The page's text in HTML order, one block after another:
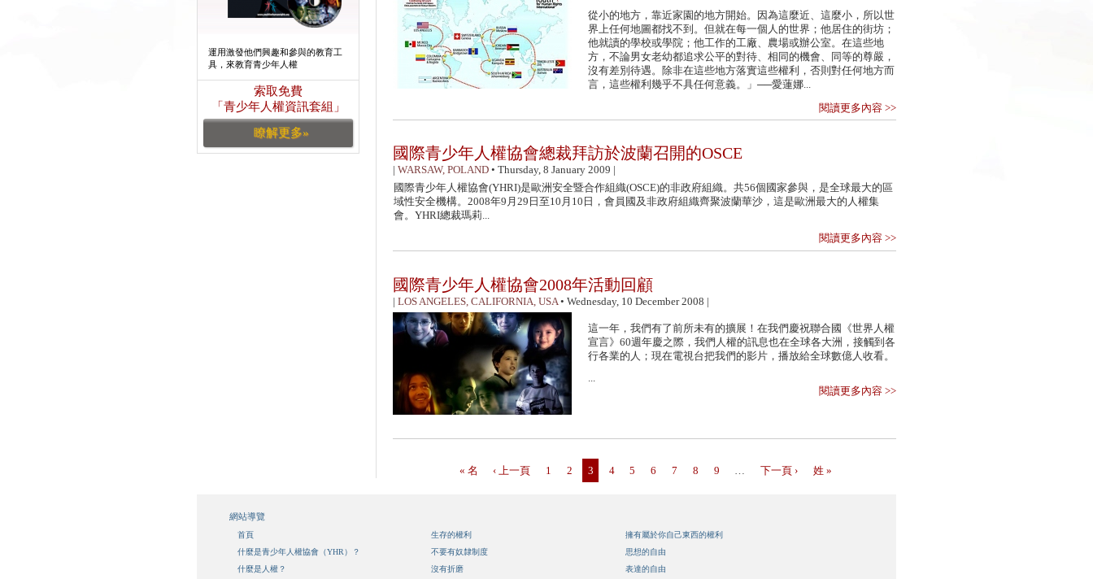
運用激發他們興趣和參與的教育工
具，來教育青少年人權
索取免費
「青少年人權資訊套組」
瞭解更多»
從小的地方，靠近家園的地方開始。因為這麼近、這麼小，所以世
界上任何地圖都找不到。但就在每一個人的世界；他居住的街坊；
他就讀的學校或學院；他工作的工廠、農場或辦公室。在這些地
方，不論男女老幼都追求公平的對待、相同的機會、同等的尊嚴，
沒有差別待遇。除非在這些地方落實這些權利，否則對任何地方而
言，這些權利幾乎不具任何意義。」──愛蓮娜...
閱讀更多內容 >>
國際青少年人權協會總裁拜訪於波蘭召開的OSCE
WARSAW, POLAND • Thursday, 8 January 2009
國際青少年人權協會(YHRI)是歐洲安全暨合作組織(OSCE)的非政府組織。共56個國家參與，是全球最大的區
域性安全機構。2008年9月29日至10月10日，會員國及非政府組織齊聚波蘭華沙，這是歐洲最大的人權集
會。YHRI總裁瑪莉...
閱讀更多內容 >>
國際青少年人權協會2008年活動回顧
| LOS ANGELES, CALIFORNIA, USA • Wednesday, 10 December 2008 |
這一年，我們有了前所未有的擴展！在我們慶祝聯合國《世界人權
宣言》60週年慶之際，我們人權的訊息也在全球各大洲，接觸到各
行各業的人；現在電視台把我們的影片，播放給全球數億人收看。
...
閱讀更多內容 >>
« 名 ‹ 上一頁 1 2 3 4 5 6 7 8 9 … 下一頁 › 姓 »
網站導覽
首頁
什麼是青少年人權協會（YHR）？
什麼是人權？
生存的權利
不要有奴隸制度
沒有折磨
擁有屬於你自己東西的權利
思想的自由
表達的自由